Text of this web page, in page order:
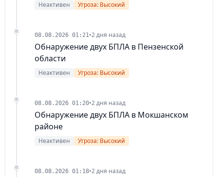
Неактивен Угроза: Высокий
08.08.2026 01:21•2 дня назад
Обнаружение двух БПЛА в Пензенской
области
Неактивен Угроза: Высокий
08.08.2026 01:20•2 дня назад
Обнаружение двух БПЛА в Мокшанском
районе
Неактивен Угроза: Высокий
08.08.2026 01:18•2 дня назад